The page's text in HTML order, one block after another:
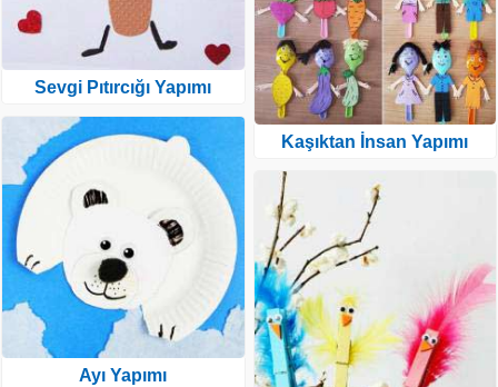
Sevgi Pıtırcığı Yapımı
Ayı Yapımı
Kaşıktan İnsan Yapımı